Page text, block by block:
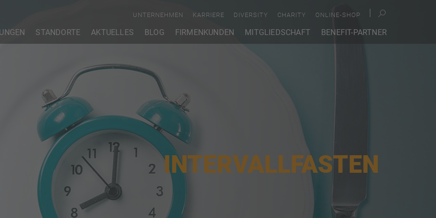
STANDORTE AKTUELLES BLOG FIRMENKUNDEN MITGLIEDSCHAFT BENEFIT-PARTNER
UNTERNEHMEN KARRIERE DIVERSITY CHARITY ONLINE-SHOP
INTERVALLFASTEN